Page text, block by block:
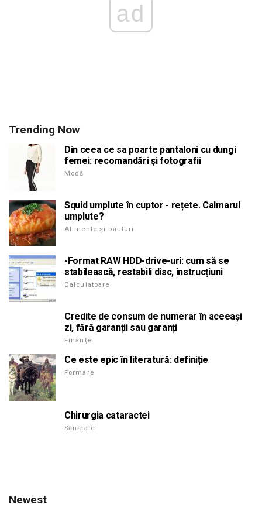
ad
Trending Now
Din ceea ce sa poarte pantaloni cu dungi
femei: recomandări și fotografii
Modă
Squid umplute în cuptor - rețete. Calmarul
umplute?
Alimente și băuturi
-Format RAW HDD-drive-uri: cum să se
stabilească, restabili disc, instrucțiuni
Calculatoare
Credite de consum de numerar în aceeași
zi, fără garanții sau garanți
Finanțe
Ce este epic în literatură: definiție
Formare
Chirurgia cataractei
Sănătate
Newest